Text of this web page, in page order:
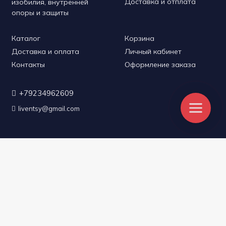
изобилия, внутренней
опоры и защиты
Каталог
Доставка и оплата
Контакты
Корзина
Личный кабинет
Оформление заказа
+79234962609
liventsy@gmail.com